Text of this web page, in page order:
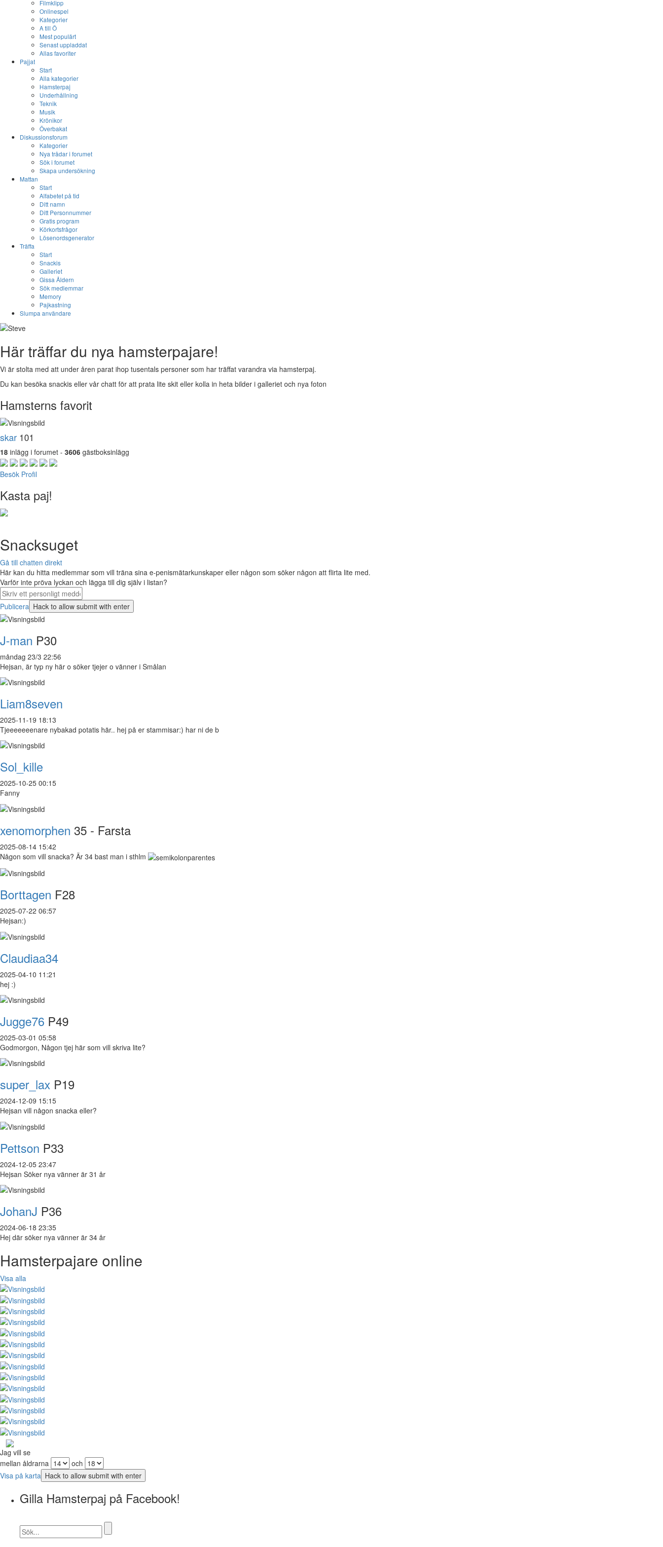
Filmklipp
Onlinespel
Kategorier
A till Ö
Mest populärt
Senast uppladdat
Allas favoriter
Pajjat
Start
Alla kategorier
Hamsterpaj
Underhållning
Teknik
Musik
Krönikor
Överbakat
Diskussionsforum
Kategorier
Nya trådar i forumet
Sök i forumet
Skapa undersökning
Mattan
Start
Alfabetet på tid
Ditt namn
Ditt Personnummer
Gratis program
Körkortsfrågor
Lösenordsgenerator
Träffa
Start
Snackis
Galleriet
Gissa Åldern
Sök medlemmar
Memory
Pajkastning
Slumpa användare
Här träffar du nya hamsterpajare!
Vi är stolta med att under åren parat ihop tusentals personer som har träffat varandra via hamsterpaj.
Du kan besöka snackis eller vår chatt för att prata lite skit eller kolla in heta bilder i galleriet och nya foton
Hamsterns favorit
skar 101
18 inlägg i forumet - 3606 gästboksinlägg
Besök Profil
Kasta paj!
Snacksuget
Gå till chatten direkt
Här kan du hitta medlemmar som vill träna sina e-penismätarkunskaper eller någon som söker någon att flirta lite med.
Varför inte pröva lyckan och lägga till dig själv i listan?
Publicera
J-man P30
måndag 23/3 22:56
Hejsan, är typ ny här o söker tjejer o vänner i Smålan
Liam8seven
2025-11-19 18:13
Tjeeeeeeenare nybakad potatis här.. hej på er stammisar:) har ni de b
Sol_kille
2025-10-25 00:15
Fanny
xenomorphen 35 - Farsta
2025-08-14 15:42
Någon som vill snacka? Är 34 bast man i sthlm
Borttagen F28
2025-07-22 06:57
Hejsan:)
Claudiaa34
2025-04-10 11:21
hej :)
Jugge76 P49
2025-03-01 05:58
Godmorgon, Någon tjej här som vill skriva lite?
super_lax P19
2024-12-09 15:15
Hejsan vill någon snacka eller?
Pettson P33
2024-12-05 23:47
Hejsan Söker nya vänner är 31 år
JohanJ P36
2024-06-18 23:35
Hej där söker nya vänner är 34 år
Hamsterpajare online
Visa alla
Jag vill se
mellan åldrarna
och
Visa på karta
Gilla Hamsterpaj på Facebook!